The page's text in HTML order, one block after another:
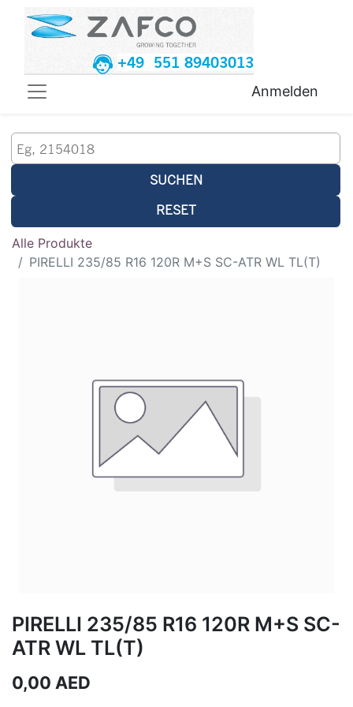
+49 551 89403013
Anmelden
SUCHEN
RESET
Alle Produkte
PIRELLI 235/85 R16 120R M+S SC-ATR WL TL(T)
PIRELLI 235/85 R16 120R M+S SC-
ATR WL TL(T)
0,00 AED